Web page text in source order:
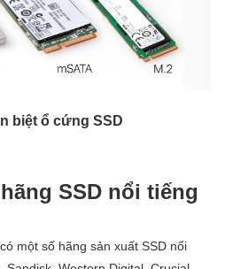
biệt ổ cứng SSD
SSD nổi tiếng
một số hãng sản xuất SSD nổi